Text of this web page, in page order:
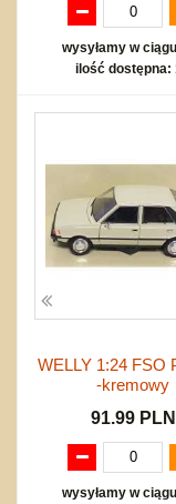
wysyłamy w
ilość dostępna:
WELLY 1:24 FSO
-kremowy
91.99 PLN
wysyłamy w